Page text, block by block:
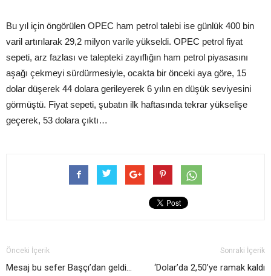
Bu yıl için öngörülen OPEC ham petrol talebi ise günlük 400 bin
varil artırılarak 29,2 milyon varile yükseldi. OPEC petrol fiyat
sepeti, arz fazlası ve talepteki zayıflığın ham petrol piyasasını
aşağı çekmeyi sürdürmesiyle, ocakta bir önceki aya göre, 15
dolar düşerek 44 dolara gerileyerek 6 yılın en düşük seviyesini
görmüştü. Fiyat sepeti, şubatın ilk haftasında tekrar yükselişe
geçerek, 53 dolara çıktı…
Önceki İçerik
Mesaj bu sefer Başçı’dan geldi…
Sonraki İçerik
‘Dolar’da 2,50’ye ramak kaldı